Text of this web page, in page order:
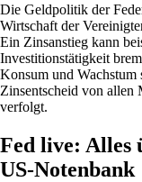
Die Geldpolitik der
Wirtschaft der
Ein Zinsanstieg kann
Investitionstätigkeit
Konsum und
Zinsentscheid von allen
verfolgt.
Fed live: Alles
US-Notenbank